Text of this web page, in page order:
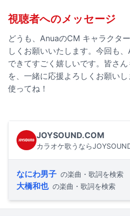
視聴者へのメッセージ
どうも、AnuaのCM キャラクタ
しくお願いいたします。今回も
できてすごく嬉しいです。皆さ
を、一緒に応援よろしくお願い
使ってね！
JOYSOUND.COM
カラオケ歌うなら
なにわ男子 の楽曲・歌詞を検索
大橋和也 の楽曲・歌詞を検索